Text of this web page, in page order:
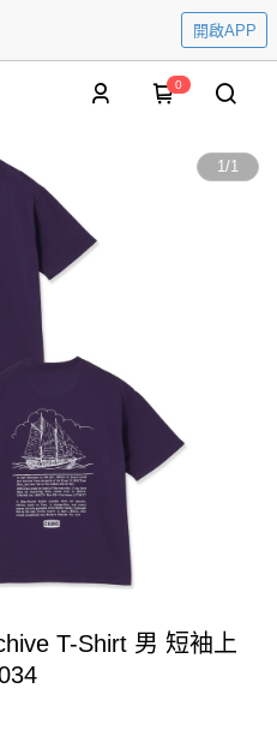
開啟APP
0
1/1
T-Shirt 男 短袖上